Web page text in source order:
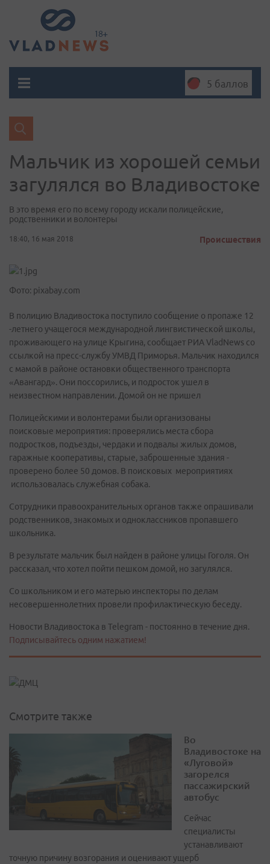
5 баллов
Мальчик из хорошей семьи
загулялся во Владивостоке
В это время его по всему городу искали полицейские,
родственники и волонтеры
18:40, 16 мая 2018 Происшествия
Фото: pixabay.com
В полицию Владивостока поступило сообщение о пропаже 12
-летнего учащегося международной лингвистической школы,
проживающего на улице Крыгина, сообщает РИА VladNews со
ссылкой на пресс-службу УМВД Приморья. Мальчик находился
с мамой в районе остановки общественного транспорта
«Авангард». Они поссорились, и подросток ушел в
неизвестном направлении. Домой он не пришел
Полицейскими и волонтерами были организованы
поисковые мероприятия: проверялись места сбора
подростков, подъезды, чердаки и подвалы жилых домов,
гаражные кооперативы, старые, заброшенные здания -
проверено более 50 домов. В поисковых мероприятиях
использовалась служебная собака.
Сотрудники правоохранительных органов также опрашивали
родственников, знакомых и одноклассников пропавшего
школьника.
В результате мальчик был найден в районе улицы Гоголя. Он
рассказал, что хотел пойти пешком домой, но загулялся.
Со школьником и его матерью инспекторы по делам
несовершеннолетних провели профилактическую беседу.
Новости Владивостока в Telegram - постоянно в течение дня.
Подписывайтесь одним нажатием!
Смотрите также
Во
Владивостоке на
«Луговой»
загорелся
пассажирский
автобус
Сейчас
специалисты
устанавливают
точную причину возгорания и оценивают ущерб